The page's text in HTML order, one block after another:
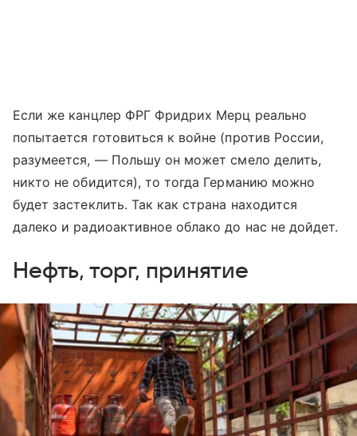
Если же канцлер ФРГ Фридрих Мерц реально
попытается готовиться к войне (против России,
разумеется, — Польшу он может смело делить,
никто не обидится), то тогда Германию можно
будет застеклить. Так как страна находится
далеко и радиоактивное облако до нас не дойдет.
Нефть, торг, принятие